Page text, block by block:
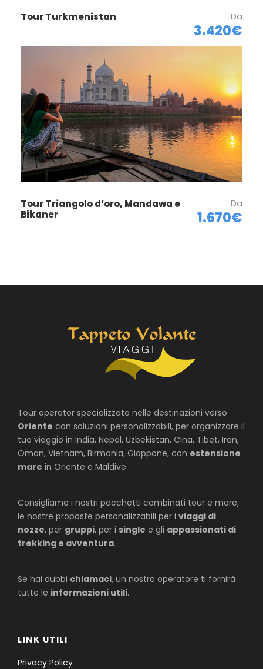
Tour Turkmenistan Da
3.420€
Tour Triangolo d’oro, Mandawa e
Bikaner
Da
1.670€
Tour operator specializzato nelle destinazioni verso
Oriente con soluzioni personalizzabili, per organizzare il
tuo viaggio in India, Nepal, Uzbekistan, Cina, Tibet, Iran,
Oman, Vietnam, Birmania, Giappone, con estensione
mare in Oriente e Maldive.
Consigliamo i nostri pacchetti combinati tour e mare,
le nostre proposte personalizzabili per i viaggi di
nozze, per gruppi, per i single e gli appassionati di
trekking e avventura.
Se hai dubbi chiamaci, un nostro operatore ti fornirà
tutte le informazioni utili.
LINK UTILI
Privacy Policy